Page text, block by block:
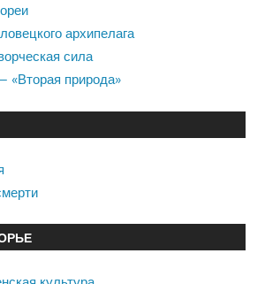
архипелага
сила
«Вторая природа»